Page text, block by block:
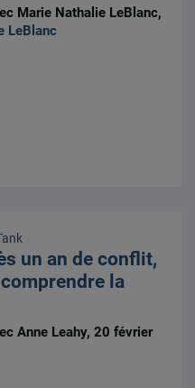
Marie Nathalie LeBlanc,
LeBlanc
un an de conflit,
la
Anne Leahy, 20 février